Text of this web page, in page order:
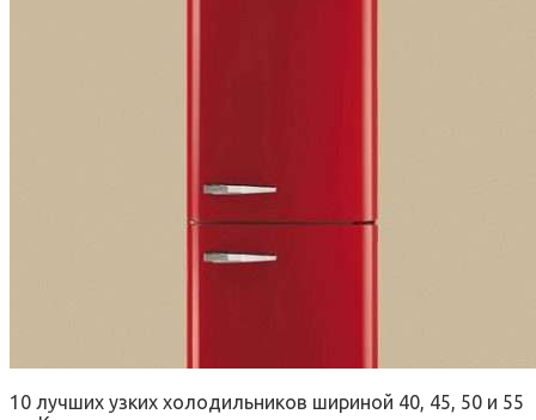
10 лучших узких холодильников шириной 40, 45, 50 и 55